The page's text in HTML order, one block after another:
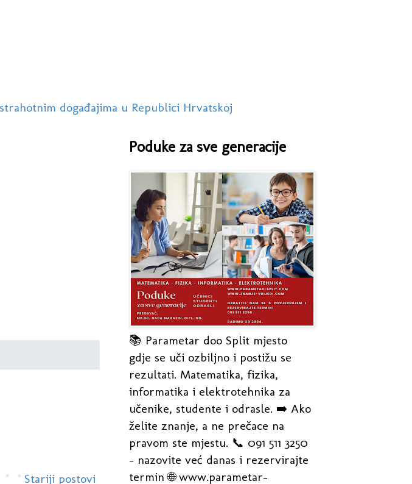
događajima u Republici Hrvatskoj
Stariji postovi
Poduke za sve generacije
📚 Parametar doo Split mjesto
gdje se uči ozbiljno i postižu se
rezultati. Matematika, fizika,
informatika i elektrotehnika za
učenike, studente i odrasle. ➡️ Ako
želite znanje, a ne prečace na
pravom ste mjestu. 📞 091 511 3250
- nazovite već danas i rezervirajte
termin 🌐 www.parametar-